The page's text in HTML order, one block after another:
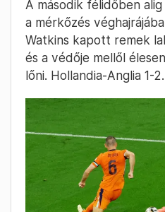
A második félidőben
a mérkőzés
Watkins kapott remek
és a védője mellől
lőni. Hollandia-Anglia 1-2.